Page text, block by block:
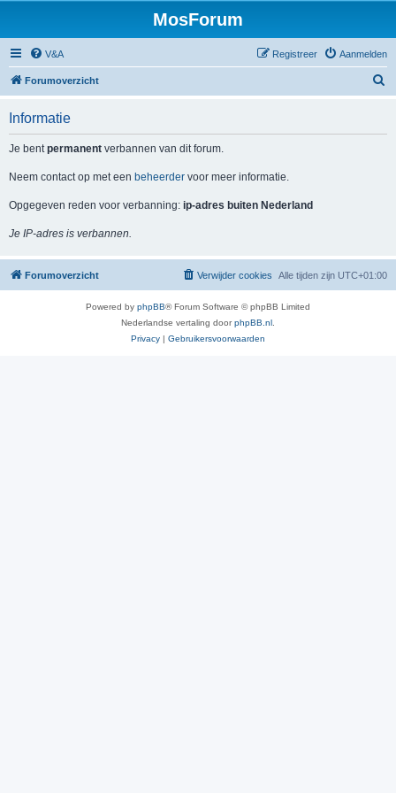
MosForum
V&A Aanmelden
Registreer
Forumoverzicht
Informatie
Je bentpermanent verbannen van dit forum.
Neem contact op met een beheerder voor meer informatie.
Opgegeven reden voor verbanning: ip-adres buiten Nederland
Je IP-adres is verbannen.
Forumoverzicht Alle tijden zijn UTC+01:00
Verwijder cookies
Powered by phpBB® Forum Software © phpBB Limited
Nederlandse vertaling doorphpBB.nl
Privacy | Gebruikersvoorwaarden